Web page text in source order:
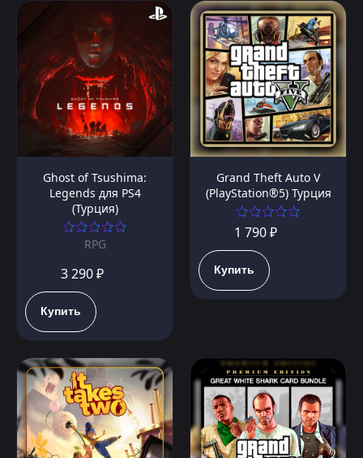
Ghost of Tsushima:
Legends для PS4
(Турция)
RPG
3 290 ₽
Купить
Grand Theft Auto V
(PlayStation®5) Турция
1 790 ₽
Купить